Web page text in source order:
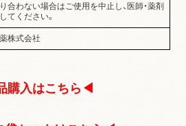
合わない場合はご使用を中止し、医師・薬剤
てください。
株式会社
購入はこちら◀